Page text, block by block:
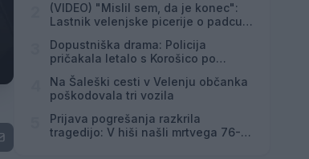
(VIDEO) "Mislil sem, da je konec":
Lastnik velenjske picerije o padcu s
Dopustniška drama: Policija
pričakala letalo s Korošico po
Na Šaleški cesti v Velenju občanka
poškodovala tri vozila
Prijava pogrešanja razkrila
tragedijo: V hiši našli mrtvega 76-